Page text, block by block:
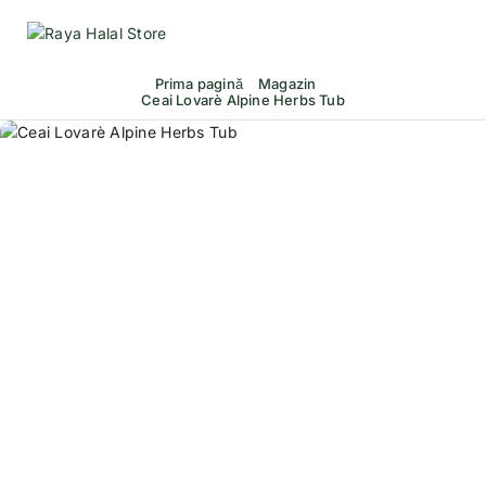
Prima pagină
Magazin
Ceai Lovarè Alpine Herbs Tub